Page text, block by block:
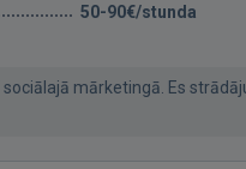
50-90€/stunda
sociālajā mārketingā. Es